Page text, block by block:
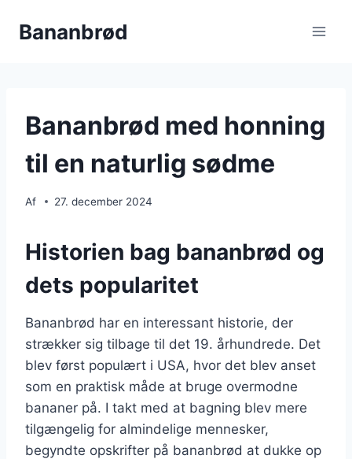
Bananbrød
Bananbrød med honning
til en naturlig sødme
Af 27. december 2024
Historien bag bananbrød og
dets popularitet
Bananbrød har en interessant historie, der
strækker sig tilbage til det 19. århundrede. Det
blev først populært i USA, hvor det blev anset
som en praktisk måde at bruge overmodne
bananer på. I takt med at bagning blev mere
tilgængelig for almindelige mennesker,
begyndte opskrifter på bananbrød at dukke op